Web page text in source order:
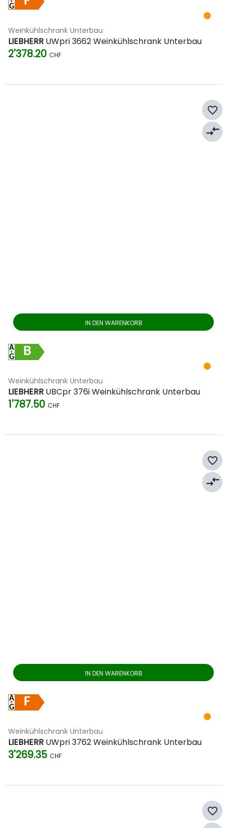
Weinkühlschrank Unterbau
LIEBHERR UWpri 3662 Weinkühlschrank Unterbau
2'378.20 CHF
IN DEN WARENKORB
B
Weinkühlschrank Unterbau
LIEBHERR UBCpr 376i Weinkühlschrank Unterbau
1'787.50 CHF
favorite_border
compare_arrows
IN DEN WARENKORB
F
Weinkühlschrank Unterbau
LIEBHERR UWpri 3762 Weinkühlschrank Unterbau
3'269.35 CHF
favorite_border
compare_arrows
favorite_border